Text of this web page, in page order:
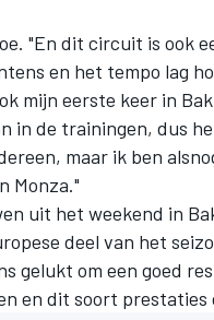
"En dit circuit is ook
en het tempo lag
mijn eerste keer in
in de trainingen, dus
maar ik ben
Monza."
uit het weekend in
deel van het
gelukt om een goed
en dit soort prestaties